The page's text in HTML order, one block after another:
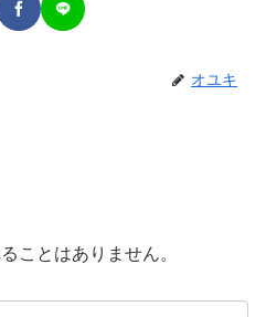
オユキ
ことはありません。